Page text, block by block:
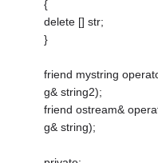
{
delete [] str;
}
friend mystring
g& string2);
friend ostream&
g& string);